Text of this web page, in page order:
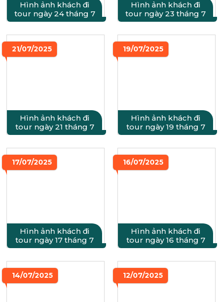
Hình ảnh khách đi
tour ngày 24 tháng 7
Hình ảnh khách đi
tour ngày 23 tháng 7
21/07/2025
Hình ảnh khách đi
tour ngày 21 tháng 7
19/07/2025
Hình ảnh khách đi
tour ngày 19 tháng 7
17/07/2025
Hình ảnh khách đi
tour ngày 17 tháng 7
16/07/2025
Hình ảnh khách đi
tour ngày 16 tháng 7
14/07/2025 12/07/2025